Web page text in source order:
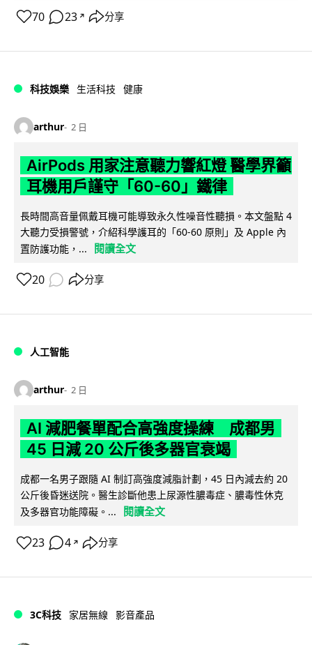
70 23 ↗ 分享
科技娛樂 生活科技 健康
arthur 2 日
AirPods 用家注意聽力響紅燈 醫學界籲
耳機用戶謹守「60-60」鐵律
長時間高音量佩戴耳機可能導致永久性噪音性聽損。本文盤點 4
大聽力受損警號，介紹科學護耳的「60-60 原則」及 Apple 內
置防護功能，...
閱讀全文
20 分享
人工智能
arthur 2 日
AI 減肥餐單配合高強度操練 成都男
45 日減 20 公斤後多器官衰竭
成都一名男子跟隨 AI 制訂高強度減脂計劃，45 日內減去約 20
公斤後昏迷送院。醫生診斷他患上尿源性膿毒症、膿毒性休克
及多器官功能障礙。...
閱讀全文
23 4 ↗ 分享
3C科技 家居無線 影音產品